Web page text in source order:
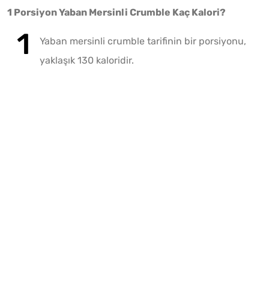
1 Porsiyon Yaban Mersinli Crumble Kaç Kalori?
Yaban mersinli crumble tarifinin bir porsiyonu,
yaklaşık 130 kaloridir.